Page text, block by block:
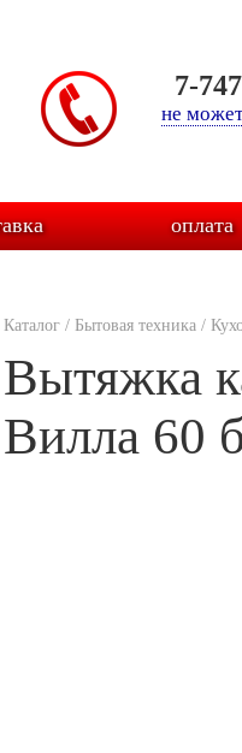
7-
не
оплата
Каталог / Бытовая техника /
Вытяжка
Вилла 60